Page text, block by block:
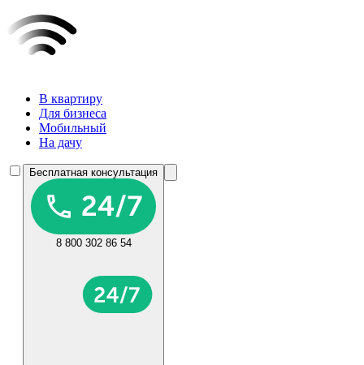
В квартиру
Для бизнеса
Мобильный
На дачу
Бесплатная консультация
8 800 302 86 54